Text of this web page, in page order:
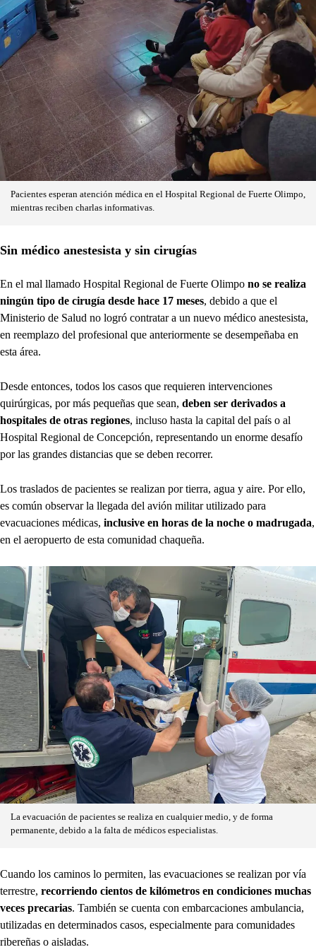
Pacientes esperan atención médica en el Hospital Regional de Fuerte Olimpo,
mientras reciben charlas informativas.
Sin médico anestesista y sin cirugías
En el mal llamado Hospital Regional de Fuerte Olimpo no se realiza
ningún tipo de cirugía desde hace 17 meses, debido a que el
Ministerio de Salud no logró contratar a un nuevo médico anestesista,
en reemplazo del profesional que anteriormente se desempeñaba en
esta área.
Desde entonces, todos los casos que requieren intervenciones
quirúrgicas, por más pequeñas que sean, deben ser derivados a
hospitales de otras regiones, incluso hasta la capital del país o al
Hospital Regional de Concepción, representando un enorme desafío
por las grandes distancias que se deben recorrer.
Los traslados de pacientes se realizan por tierra, agua y aire. Por ello,
es común observar la llegada del avión militar utilizado para
evacuaciones médicas, inclusive en horas de la noche o madrugada,
en el aeropuerto de esta comunidad chaqueña.
La evacuación de pacientes se realiza en cualquier medio, y de forma
permanente, debido a la falta de médicos especialistas.
Cuando los caminos lo permiten, las evacuaciones se realizan por vía
terrestre, recorriendo cientos de kilómetros en condiciones muchas
veces precarias. También se cuenta con embarcaciones ambulancia,
utilizadas en determinados casos, especialmente para comunidades
ribereñas o aisladas.